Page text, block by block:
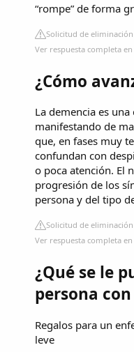
“rompe” de forma
Solicitud de eliminación
Ver respuesta completa
¿Cómo
La demencia es
manifestando de
que, en fases muy
confundan con
o poca atención. El
progresión de los
persona y del tipo
Solicitud de eliminación
Ver respuesta completa en
¿Qué se le
persona
Regalos para un
leve